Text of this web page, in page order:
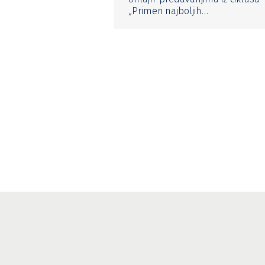
„Primeri najboljih…